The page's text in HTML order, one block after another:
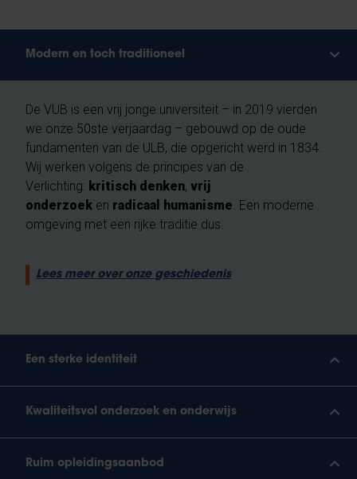
Modern en toch traditioneel
De VUB is een vrij jonge universiteit – in 2019 vierden
we onze 50ste verjaardag – gebouwd op de oude
fundamenten van de ULB, die opgericht werd in 1834.
Wij werken volgens de principes van de
Verlichting: kritisch denken, vrij
onderzoek en radicaal humanisme. Een moderne
omgeving met een rijke traditie dus.
Lees meer over onze geschiedenis
Een sterke identiteit
Kwaliteitsvol onderzoek en onderwijs
Ruim opleidingsaanbod